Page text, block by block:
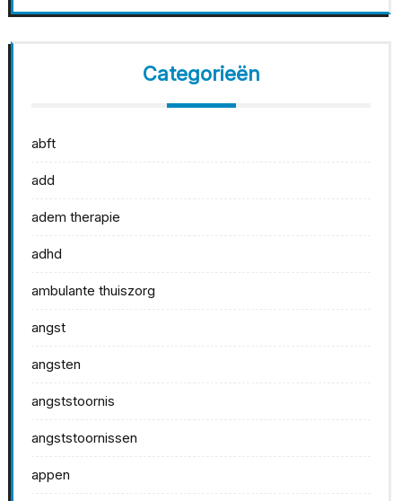
Categorieën
abft
add
adem therapie
adhd
ambulante thuiszorg
angst
angsten
angststoornis
angststoornissen
appen